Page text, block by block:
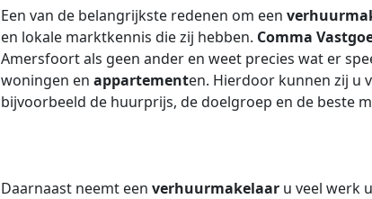
Een van de belangrijkste redenen om een
en lokale marktkennis die zij hebben. Comma
Amersfoort als geen ander en weet precies wat er
woningen en appartementen. Hierdoor kunnen zij u
bijvoorbeeld de huurprijs, de doelgroep en de beste
Daarnaast neemt een verhuurmakelaar u veel werk